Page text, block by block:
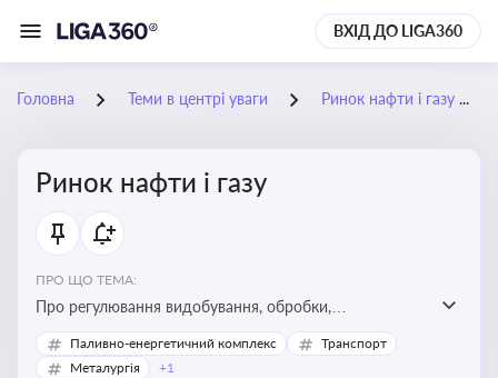
ВХІД ДО LIGA360
Головна Теми в центрі уваги Ринок нафти і газу
Ринок нафти і газу
ПРО ЩО ТЕМА:
Про регулювання видобування, обробки,
транспортування та реалізації нафти й природного
газу, що критично важливо для енергетичної безпеки,
Паливно-енергетичний комплекс
Транспорт
Металургія
+1